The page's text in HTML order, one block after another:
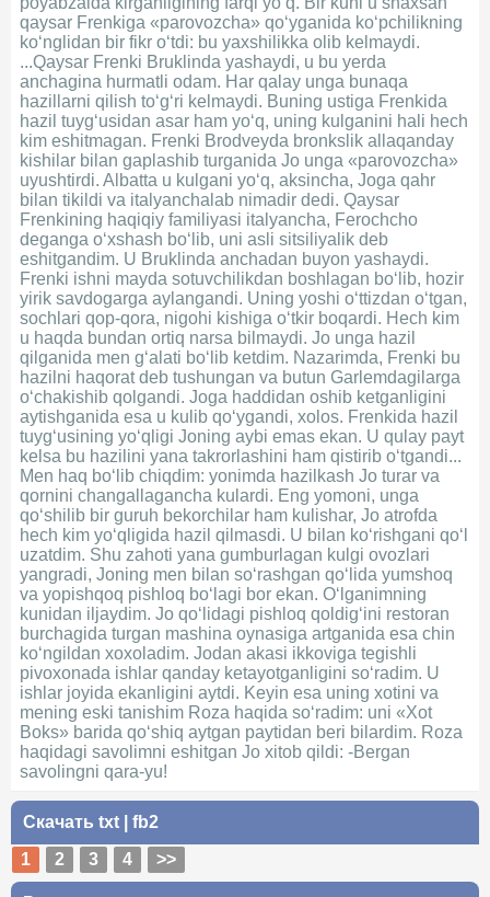
qaysar Frenkiga «parovozcha» qo‘yganida ko‘pchilikning
ko‘nglidan bir fikr o‘tdi: bu yaxshilikka olib kelmaydi.
...Qaysar Frenki Bruklinda yashaydi, u bu yerda
anchagina hurmatli odam. Har qalay unga bunaqa
hazillarni qilish to‘g‘ri kelmaydi. Buning ustiga Frenkida
hazil tuyg‘usidan asar ham yo‘q, uning kulganini hali hech
kim eshitmagan. Frenki Brodveyda bronkslik allaqanday
kishilar bilan gaplashib turganida Jo unga «parovozcha»
uyushtirdi. Albatta u kulgani yo‘q, aksincha, Joga qahr
bilan tikildi va italyanchalab nimadir dedi. Qaysar
Frenkining haqiqiy familiyasi italyancha, Ferochcho
deganga o‘xshash bo‘lib, uni asli sitsiliyalik deb
eshitgandim. U Bruklinda anchadan buyon yashaydi.
Frenki ishni mayda sotuvchilikdan boshlagan bo‘lib, hozir
yirik savdogarga aylangandi. Uning yoshi o‘ttizdan o‘tgan,
sochlari qop-qora, nigohi kishiga o‘tkir boqardi. Hech kim
u haqda bundan ortiq narsa bilmaydi. Jo unga hazil
qilganida men g‘alati bo‘lib ketdim. Nazarimda, Frenki bu
hazilni haqorat deb tushungan va butun Garlemdagilarga
o‘chakishib qolgandi. Joga haddidan oshib ketganligini
aytishganida esa u kulib qo‘ygandi, xolos. Frenkida hazil
tuyg‘usining yo‘qligi Joning aybi emas ekan. U qulay payt
kelsa bu hazilini yana takrorlashini ham qistirib o‘tgandi...
Men haq bo‘lib chiqdim: yonimda hazilkash Jo turar va
qornini changallagancha kulardi. Eng yomoni, unga
qo‘shilib bir guruh bekorchilar ham kulishar, Jo atrofda
hech kim yo‘qligida hazil qilmasdi. U bilan ko‘rishgani qo‘l
uzatdim. Shu zahoti yana gumburlagan kulgi ovozlari
yangradi, Joning men bilan so‘rashgan qo‘lida yumshoq
va yopishqoq pishloq bo‘lagi bor ekan. O‘lganimning
kunidan iljaydim. Jo qo‘lidagi pishloq qoldig‘ini restoran
burchagida turgan mashina oynasiga artganida esa chin
ko‘ngildan xoxoladim. Jodan akasi ikkoviga tegishli
pivoxonada ishlar qanday ketayotganligini so‘radim. U
ishlar joyida ekanligini aytdi. Keyin esa uning xotini va
mening eski tanishim Roza haqida so‘radim: uni «Xot
Boks» barida qo‘shiq aytgan paytidan beri bilardim. Roza
haqidagi savolimni eshitgan Jo xitob qildi: -Bergan
savolingni qara-yu!
Скачать txt
fb2
1
2 3 4 >>